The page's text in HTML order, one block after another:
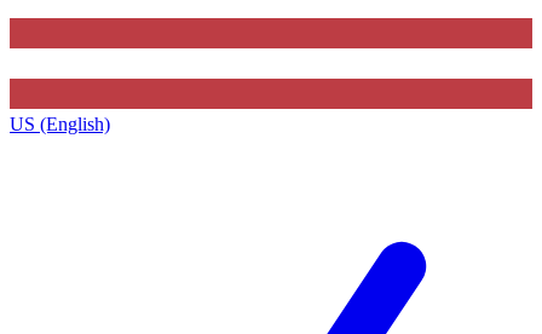
US (English)